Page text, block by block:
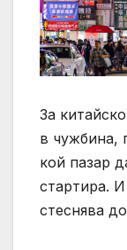
За
в чужбина,
кой пазар
стартира.
стеснява